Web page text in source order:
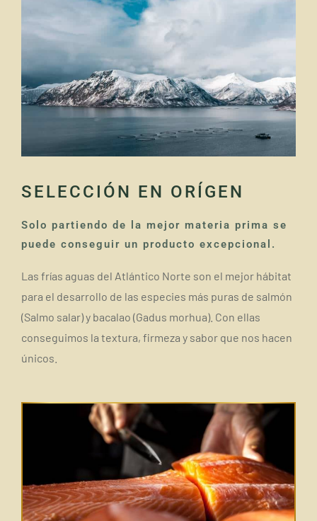
SELECCIÓN EN ORÍGEN
Solo partiendo de la mejor materia prima se
puede conseguir un producto excepcional.
Las frías aguas del Atlántico Norte son el mejor hábitat
para el desarrollo de las especies más puras de salmón
(Salmo salar) y bacalao (Gadus morhua). Con ellas
conseguimos la textura, firmeza y sabor que nos hacen
únicos.